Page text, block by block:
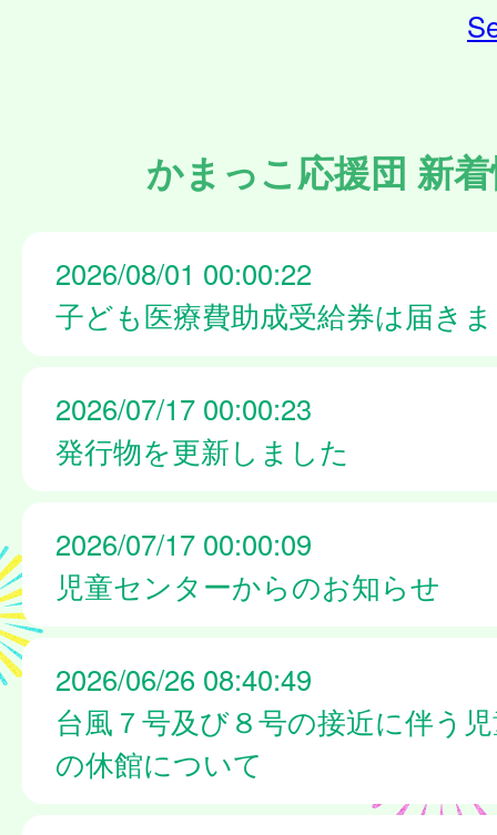
かまっこ応援団 新
2026/08/01 00:00:22
子ども医療費助成受給券は届き
2026/07/17 00:00:23
発行物を更新しました
2026/07/17 00:00:09
児童センターからのお知らせ
2026/06/26 08:40:49
台風７号及び８号の接近に伴う
の休館について